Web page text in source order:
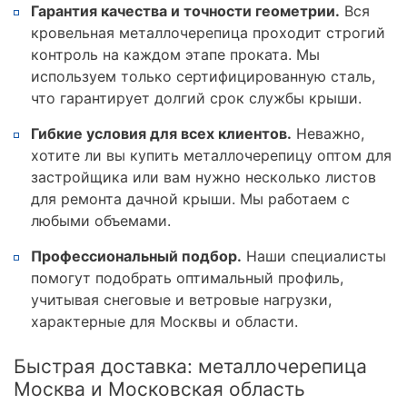
Гарантия качества и точности геометрии. Вся
кровельная металлочерепица проходит строгий
контроль на каждом этапе проката. Мы
используем только сертифицированную сталь,
что гарантирует долгий срок службы крыши.
Гибкие условия для всех клиентов. Неважно,
хотите ли вы купить металлочерепицу оптом для
застройщика или вам нужно несколько листов
для ремонта дачной крыши. Мы работаем с
любыми объемами.
Профессиональный подбор. Наши специалисты
помогут подобрать оптимальный профиль,
учитывая снеговые и ветровые нагрузки,
характерные для Москвы и области.
Быстрая доставка: металлочерепица
Москва и Московская область